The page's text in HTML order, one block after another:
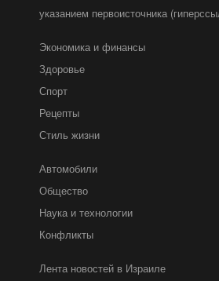
указанием первоисточника
Экономика и финансы
Здоровье
Спорт
Рецепты
Стиль жизни
Автомобили
Общество
Наука и технологии
Конфликты
Лента новостей в Израиле